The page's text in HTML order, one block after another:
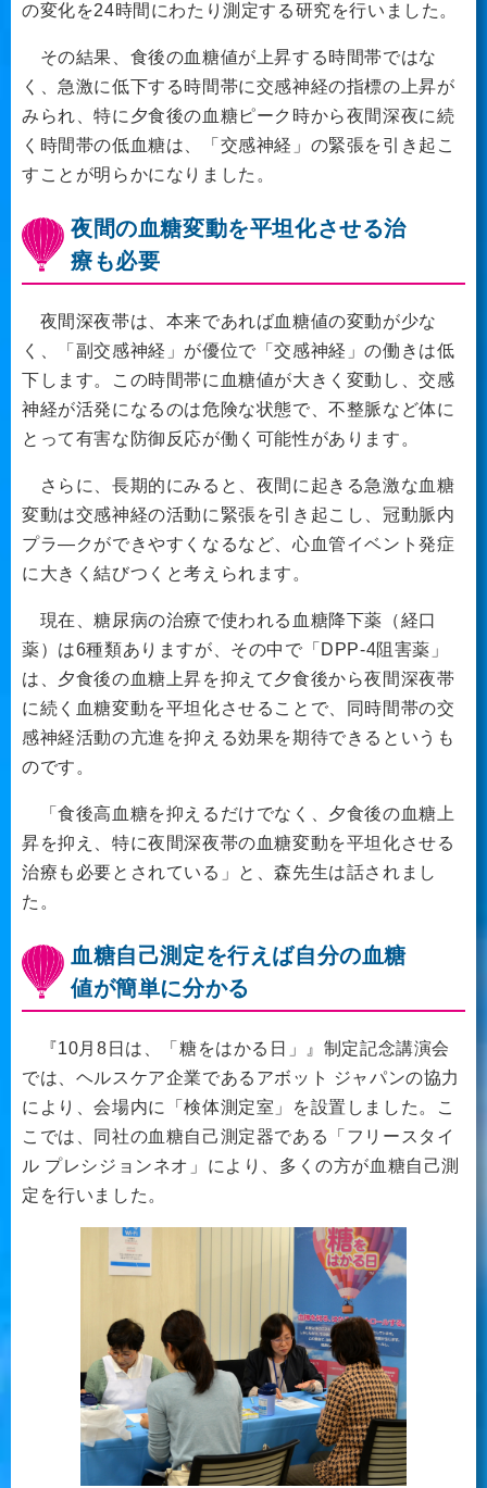
の変化を24時間にわたり測定する研究を行いました。
その結果、食後の血糖値が上昇する時間帯ではな
く、急激に低下する時間帯に交感神経の指標の上昇が
みられ、特に夕食後の血糖ピーク時から夜間深夜に続
く時間帯の低血糖は、「交感神経」の緊張を引き起こ
すことが明らかになりました。
夜間の血糖変動を平坦化させる治
療も必要
夜間深夜帯は、本来であれば血糖値の変動が少な
く、「副交感神経」が優位で「交感神経」の働きは低
下します。この時間帯に血糖値が大きく変動し、交感
神経が活発になるのは危険な状態で、不整脈など体に
とって有害な防御反応が働く可能性があります。
さらに、長期的にみると、夜間に起きる急激な血糖
変動は交感神経の活動に緊張を引き起こし、冠動脈内
プラ―クができやすくなるなど、心血管イベント発症
に大きく結びつくと考えられます。
現在、糖尿病の治療で使われる血糖降下薬（経口
薬）は6種類ありますが、その中で「DPP-4阻害薬」
は、夕食後の血糖上昇を抑えて夕食後から夜間深夜帯
に続く血糖変動を平坦化させることで、同時間帯の交
感神経活動の亢進を抑える効果を期待できるというも
のです。
「食後高血糖を抑えるだけでなく、夕食後の血糖上
昇を抑え、特に夜間深夜帯の血糖変動を平坦化させる
治療も必要とされている」と、森先生は話されまし
た。
血糖自己測定を行えば自分の血糖
値が簡単に分かる
『10月8日は、「糖をはかる日」』制定記念講演会
では、ヘルスケア企業であるアボット ジャパンの協力
により、会場内に「検体測定室」を設置しました。こ
こでは、同社の血糖自己測定器である「フリースタイ
ル プレシジョンネオ」により、多くの方が血糖自己測
定を行いました。